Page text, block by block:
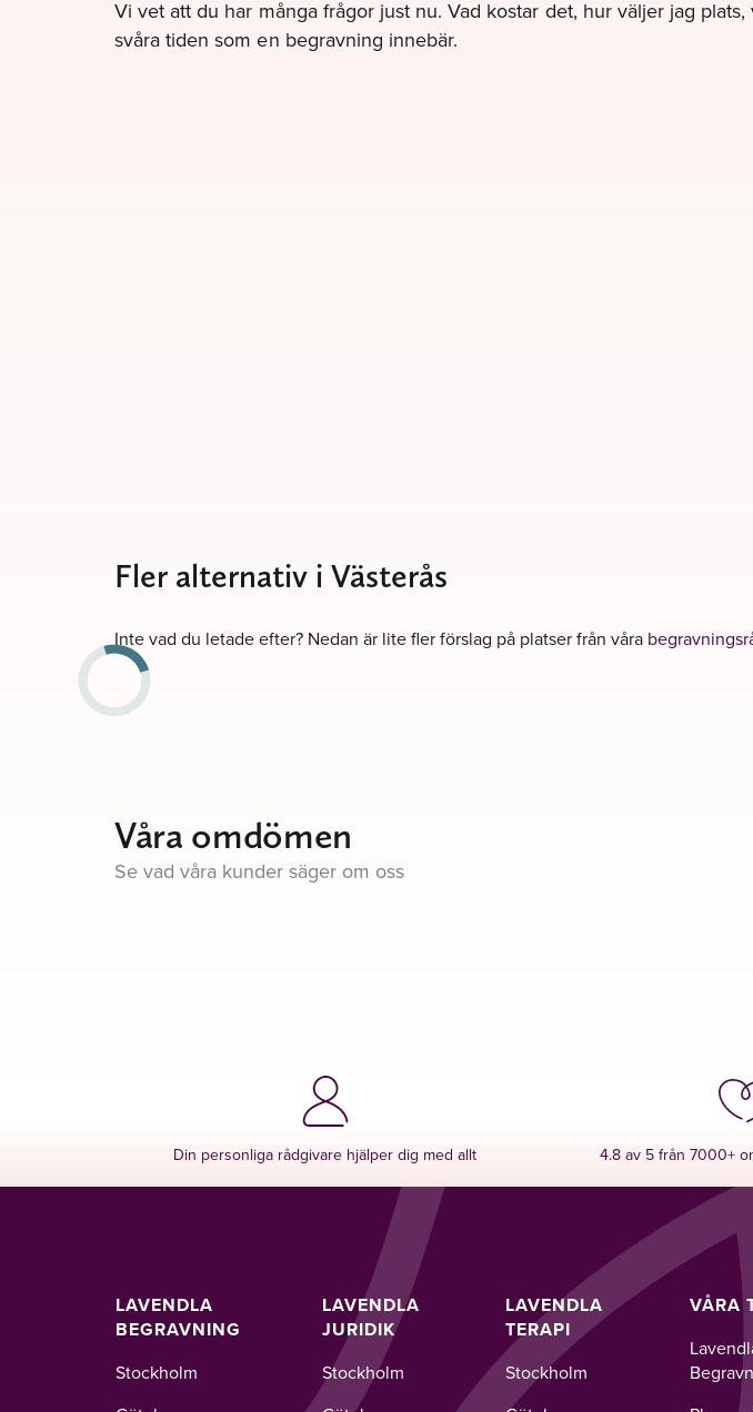
Vi vet att du har många frågor just nu. Vad kostar det, hur väljer jag
svåra tiden som en begravning innebär.
Fler alternativ i Västerås
Inte vad du letade efter? Nedan är lite fler förslag på platser från våra
Våra omdömen
Se vad våra kunder säger om oss
Din personliga rådgivare hjälper dig med allt 4.8 av 5 från 7000+
LAVENDLA
BEGRAVNING
Stockholm
LAVENDLA
JURIDIK
Stockholm
LAVENDLA
TERAPI
Stockholm
VÅRA